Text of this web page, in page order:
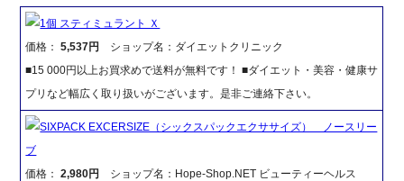
1個 スティミュラント Ｘ
価格：5,537円
ショップ名：ダイエットクリニック
■15 000円以上お買求めで送料が無料です！ ■ダイエット・美容・健康サ
プリなど幅広く取り扱いがございます。是非ご連絡下さい。
SIXPACK EXCERSIZE（シックスパックエクササイズ） ノースリー
ブ
価格：2,980円
ショップ名：Hope-Shop.NET ビューティーヘルス